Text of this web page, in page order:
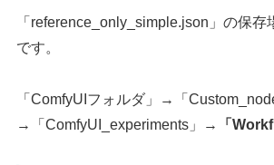
「reference_only_simple.json」の保存
です。
「ComfyUIフォルダ」→「
→「ComfyUI_experiments」→
「